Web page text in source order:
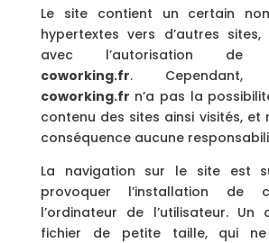
Le site contient un certain
hypertextes vers d’autres
avec l’autorisation de
coworking.fr. Cependant,
coworking.fr n’a pas la
contenu des sites ainsi visités, et
conséquence aucune
La navigation sur le site est
provoquer l’installation de
l’ordinateur de l’utilisateur. Un
fichier de petite taille, qui